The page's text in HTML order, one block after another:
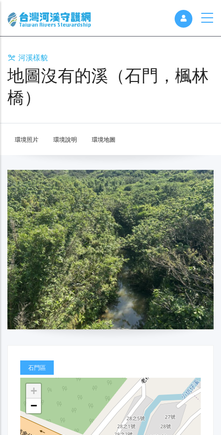
河溪樣貌
地圖沒有的溪（石門，楓林
橋）
環境照片 環境說明 環境地圖
石門區
+
−